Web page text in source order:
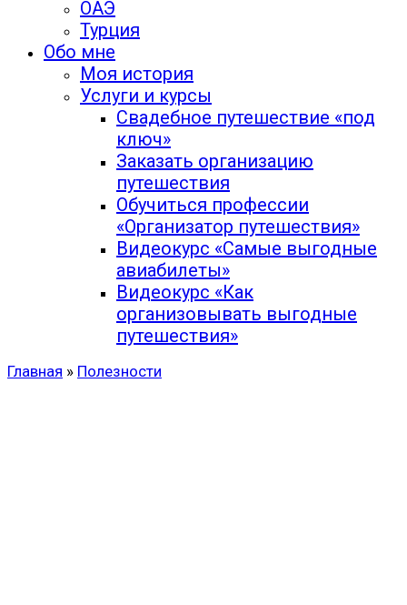
ОАЭ
Турция
Обо мне
Моя история
Услуги и курсы
Свадебное путешествие «под
ключ»
Заказать организацию
путешествия
Обучиться профессии
«Организатор путешествия»
Видеокурс «Самые выгодные
авиабилеты»
Видеокурс «Как
организовывать выгодные
путешествия»
Главная » Полезности